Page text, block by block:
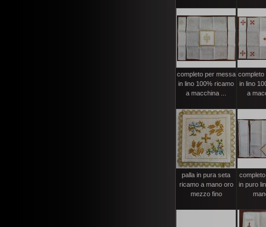
completo per messa
in lino 100% ricamo
a macchina ...
completo
in lino
a
palla in pura seta
ricamo a mano oro
mezzo fino
in puro